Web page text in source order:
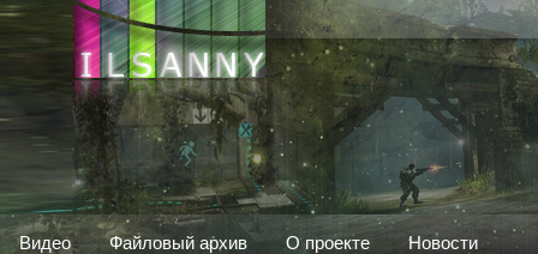
Видео Файловый архив О проекте Новости